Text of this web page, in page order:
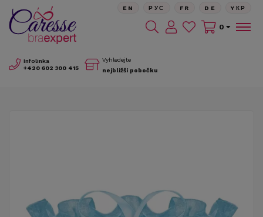
Infolinka
+420 602 300 415
Vyhledejte
nejbližší pobočku
EN РУС FR DE YКР
0